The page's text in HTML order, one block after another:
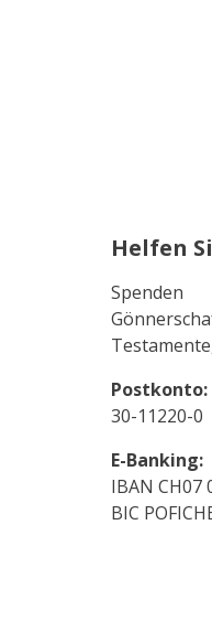
Helfen
Spenden
Postkonto:
30-11220-0
E-Banking:
IBAN CH07
BIC